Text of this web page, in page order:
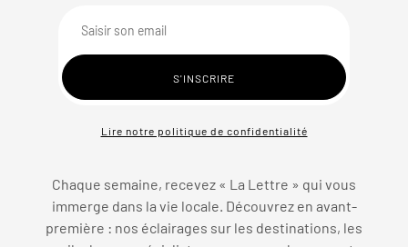
Lire notre politique de confidentialité
Chaque semaine, recevez « La Lettre » qui vous
immerge dans la vie locale. Découvrez en avant-
première : nos éclairages sur les destinations, les